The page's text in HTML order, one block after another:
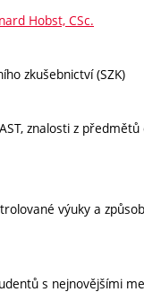
Hobst, CSc.
zkušebnictví (SZK)
znalosti z
výuky a
s nejnovějšími